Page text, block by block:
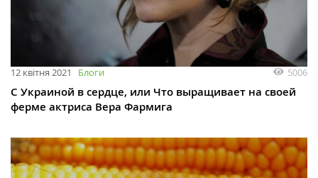
12 квітня 2021 Блоги 5006
С Украиной в сердце, или Что выращивает на своей
ферме актриса Вера Фармига